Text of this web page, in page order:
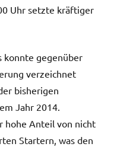
Uhr setzte kräftiger
konnte gegenüber
verzeichnet
bisherigen
Jahr 2014.
hohe Anteil von nicht
Startern, was den